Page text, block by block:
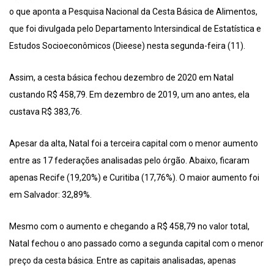
o que aponta a Pesquisa Nacional da Cesta Básica de Alimentos,
que foi divulgada pelo Departamento Intersindical de Estatística e
Estudos Socioeconômicos (Dieese) nesta segunda-feira (11).
Assim, a cesta básica fechou dezembro de 2020 em Natal
custando R$ 458,79. Em dezembro de 2019, um ano antes, ela
custava R$ 383,76.
Apesar da alta, Natal foi a terceira capital com o menor aumento
entre as 17 federações analisadas pelo órgão. Abaixo, ficaram
apenas Recife (19,20%) e Curitiba (17,76%). O maior aumento foi
em Salvador: 32,89%.
Mesmo com o aumento e chegando a R$ 458,79 no valor total,
Natal fechou o ano passado como a segunda capital com o menor
preço da cesta básica. Entre as capitais analisadas, apenas